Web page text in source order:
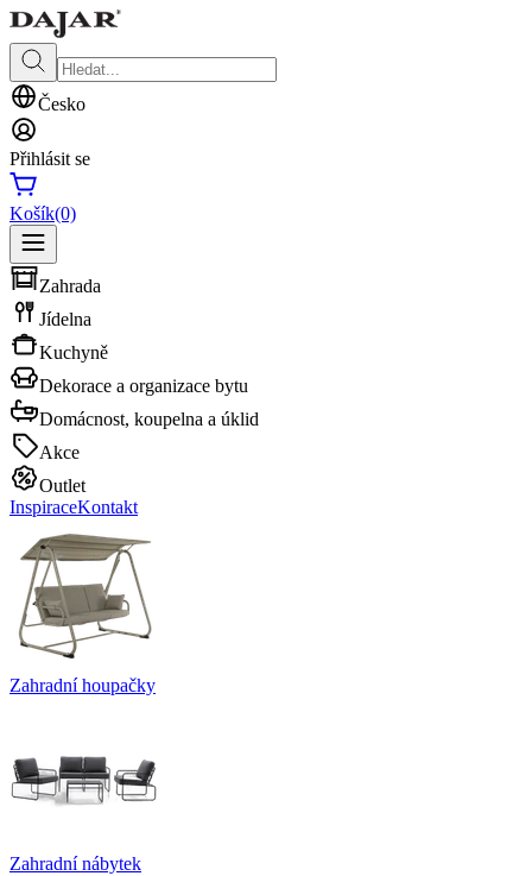
Česko
Přihlásit se
Košík(0)
Zahrada
Jídelna
Kuchyně
Dekorace a organizace bytu
Domácnost, koupelna a úklid
Akce
Outlet
InspiraceKontakt
Zahradní houpačky
Zahradní nábytek